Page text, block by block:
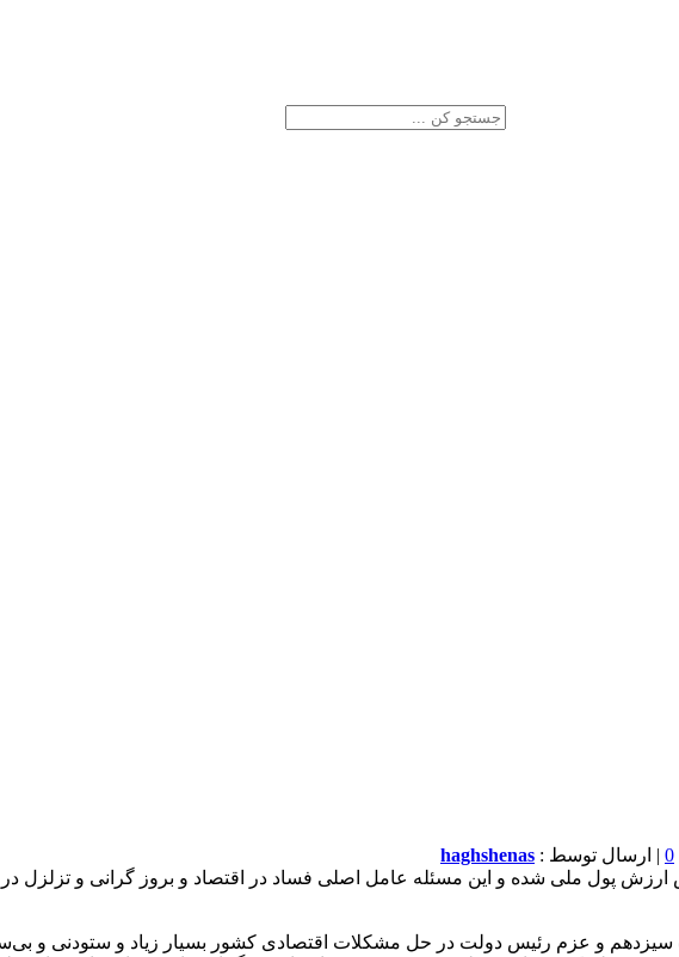
0 | ارسال توسط : haghshenas
پول ملی شده و این مسئله عامل اصلی فساد در اقتصاد و بروز گرانی و تزلزل
و عزم رئیس دولت در حل مشکلات اقتصادی کشور بسیار زیاد و ستودنی و